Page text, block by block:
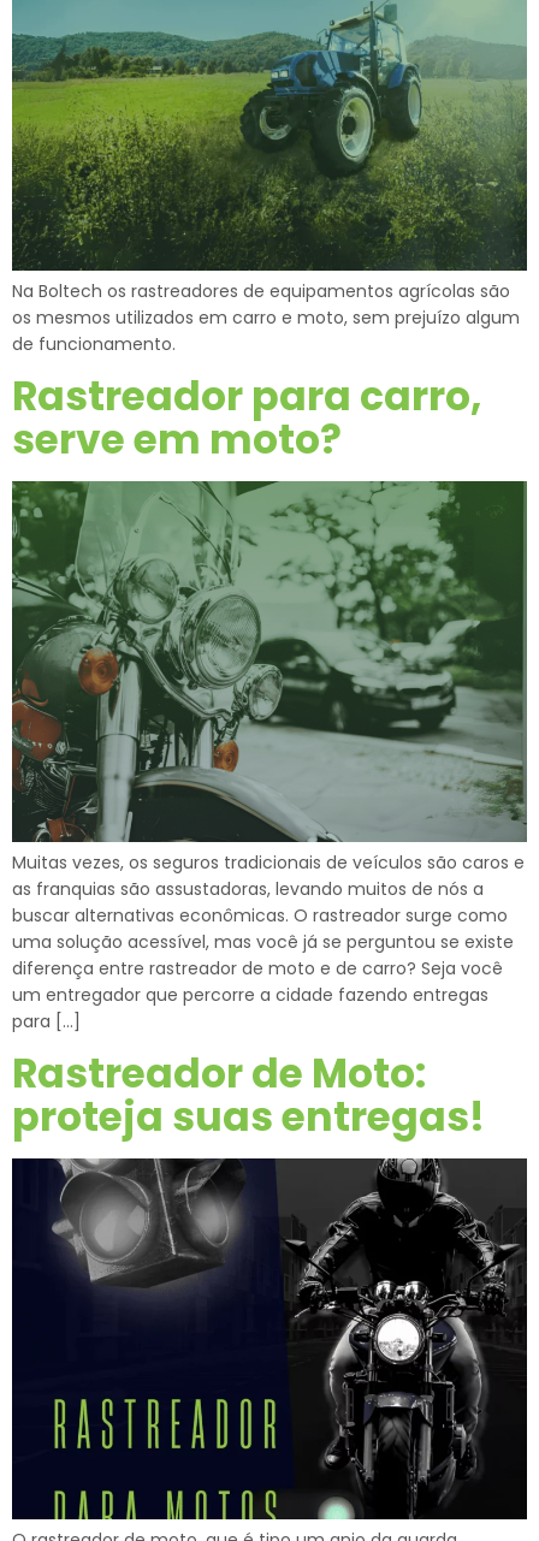
Na Boltech os rastreadores de equipamentos agrícolas são
os mesmos utilizados em carro e moto, sem prejuízo algum
de funcionamento.
Rastreador para carro,
serve em moto?
Muitas vezes, os seguros tradicionais de veículos são caros e
as franquias são assustadoras, levando muitos de nós a
buscar alternativas econômicas. O rastreador surge como
uma solução acessível, mas você já se perguntou se existe
diferença entre rastreador de moto e de carro? Seja você
um entregador que percorre a cidade fazendo entregas
para […]
Rastreador de Moto:
proteja suas entregas!